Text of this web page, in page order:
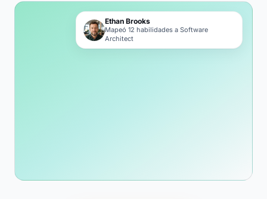
Ethan Brooks
Mapeó 12 habilidades a Software
Architect